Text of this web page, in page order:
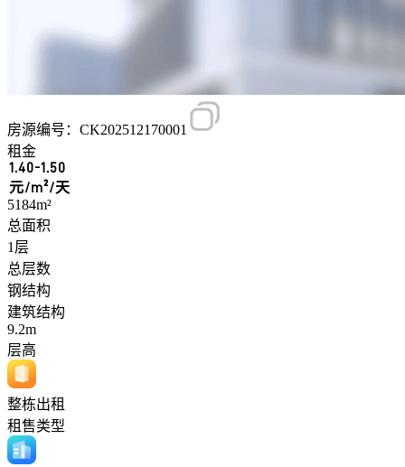
房源编号：CK202512170001
租金
1.40-1.50
元/m²/天
5184m²
总面积
1层
总层数
钢结构
建筑结构
9.2m
层高
整栋出租
租售类型